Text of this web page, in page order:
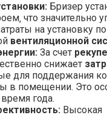
Бризер
что значительно
на установку
вентиляционной
За счет
снижает
для поддержания
в помещении. Это
года.
Высокая